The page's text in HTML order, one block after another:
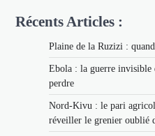
Récents Articles :
Plaine de la Ruzizi :
Ebola : la guerre invisible
perdre
Nord-Kivu : le pari
réveiller le grenier oublié